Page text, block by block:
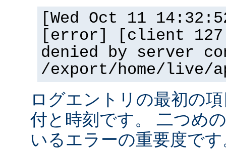
[Wed Oct 11
[error] [client
denied by server
/export/home/live/
ログエントリの最初の
付と時刻です。 二つめ
いるエラーの重要度で